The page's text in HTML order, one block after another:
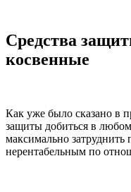
Средства
косвенные
Как уже было сказано в
защиты добиться в
максимально затруднить
нерентабельным по